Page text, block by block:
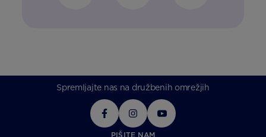
Spremljajte nas na družbenih omrežjih
PIŠITE NAM